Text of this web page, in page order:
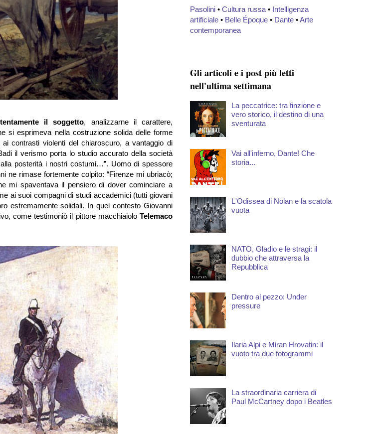
il soggetto, analizzarne il carattere,
si esprimeva nella costruzione solida delle forme
contrasti violenti del chiaroscuro, a vantaggio di
il verismo porta lo studio accurato della società
posterità i nostri costumi…”. Uomo di spessore
ne rimase fortemente colpito: “Firenze mi ubriacò;
mi spaventava il pensiero di dover cominciare a
ai suoi compagni di studi accademici (tutti giovani
estremamente solidali. In quel contesto Giovanni
come testimoniò il pittore macchiaiolo Telemaco
Pasolini • Cultura russa • Intelligenza
artificiale • Belle Époque • Dante •Arte
contemporanea
Gli articoli e i post più letti
nell'ultima settimana
La peccatrice: tra finzione e
vero storico, il destino di una
sventurata
Vai all'inferno, Dante! Che
storia...
L'Odissea di Nolan e la scatola
vuota
NATO, Gladio e le stragi: il
dubbio che attraversa la
Repubblica
Dentro al pezzo: Under
pressure
Ilaria Alpi e Miran Hrovatin: il
vuoto tra due fotogrammi
La straordinaria carriera di
Paul McCartney dopo i Beatles